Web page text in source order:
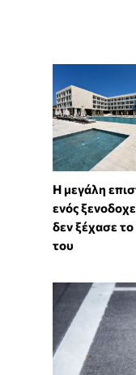
Η μεγάλη
ενός
δεν ξέχασε
του